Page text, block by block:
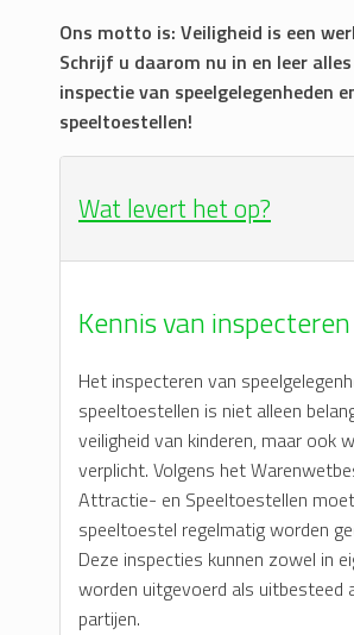
Ons motto is: Veiligheid is een
Schrijf u daarom nu in en leer
inspectie van speelgelegenheden
speeltoestellen!
Wat levert het op?
Kennis van inspecteren
Het inspecteren van
speeltoestellen is niet alleen
veiligheid van kinderen, maar ook
verplicht. Volgens het
Attractie- en Speeltoestellen
speeltoestel regelmatig worden
Deze inspecties kunnen zowel in
worden uitgevoerd als uitbesteed
partijen.